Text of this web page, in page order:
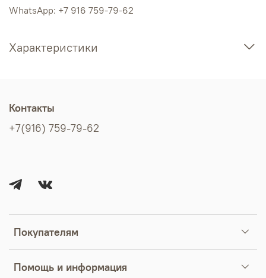
WhatsApp: +7 916 759-79-62
Характеристики
Покупателям
Помощь и информация
Контакты
+7(916) 759-79-62